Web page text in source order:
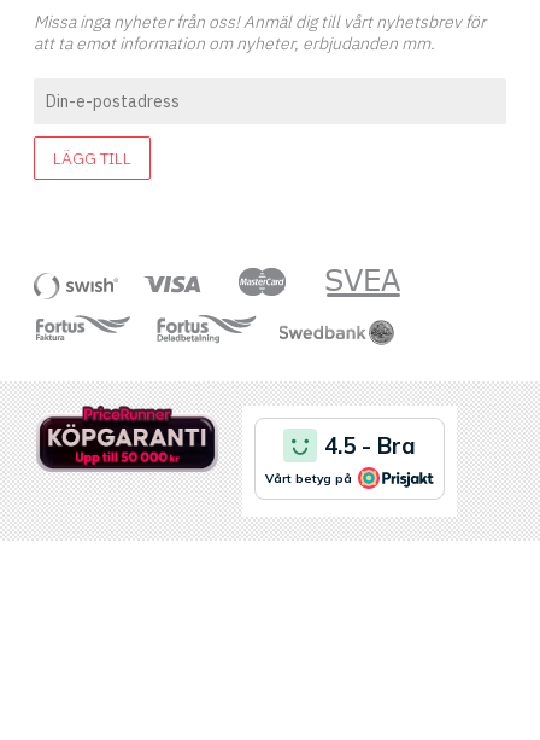
Missa inga nyheter från oss! Anmäl dig till vårt nyhetsbrev för
att ta emot information om nyheter, erbjudanden mm.
LÄGG TILL